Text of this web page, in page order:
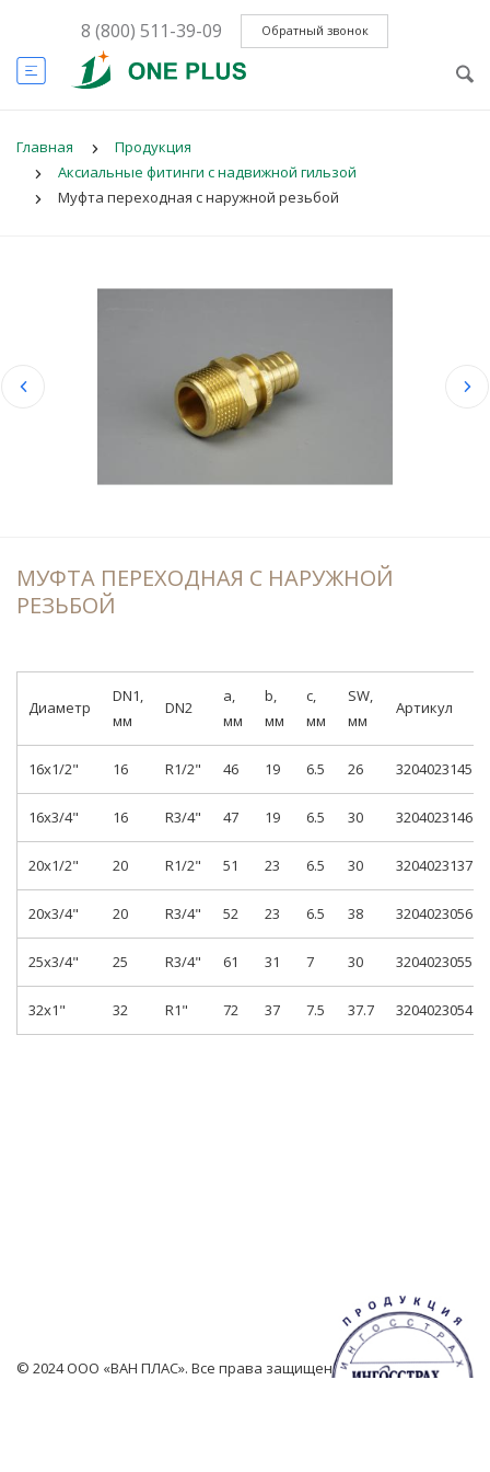
8 (800) 511-39-09 Обратный звонок
Главная
Продукция
Аксиальные фитинги с надвижной гильзой
Муфта переходная с наружной резьбой
МУФТА ПЕРЕХОДНАЯ С НАРУЖНОЙ
РЕЗЬБОЙ
Диаметр
DN1,
мм
DN2
a,
мм
b,
мм
c,
мм
SW,
мм
Артикул
16x1/2" 16 R1/2" 46 19 6.5 26 3204023145
16x3/4" 16 R3/4" 47 19 6.5 30 3204023146
20x1/2" 20 R1/2" 51 23 6.5 30 3204023137
20x3/4" 20 R3/4" 52 23 6.5 38 3204023056
25x3/4" 25 R3/4" 61 31 7 30 3204023055
32x1" 32 R1" 72 37 7.5 37.7 3204023054
© 2024 ООО «ВАН ПЛАС». Все права защищены.